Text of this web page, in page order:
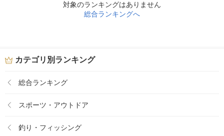
対象のランキングはありません
総合ランキングへ
カテゴリ別ランキング
総合ランキング
スポーツ・アウトドア
釣り・フィッシング